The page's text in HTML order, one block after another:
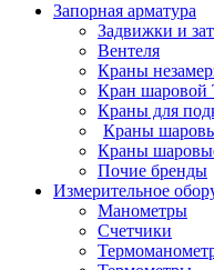
Запорная арматура
Задвижки и
Вентеля
Краны
Кран шаровой
Краны для
Краны
Краны
Почие бренды
Измерительное
Манометры
Счетчики